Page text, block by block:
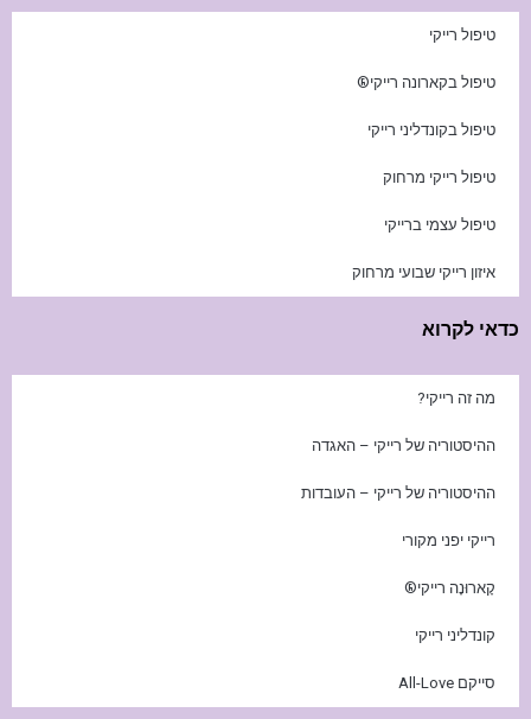
טיפול רייקי
טיפול בקארונה רייקי®
טיפול בקונדליני רייקי
טיפול רייקי מרחוק
טיפול עצמי ברייקי
איזון רייקי שבועי מרחוק
כדאי לקרוא
מה זה רייקי?
ההיסטוריה של רייקי – האגדה
ההיסטוריה של רייקי – העובדות
רייקי יפני מקורי
קָארוּנָה רייקי®
קונדליני רייקי
סייקם All-Love